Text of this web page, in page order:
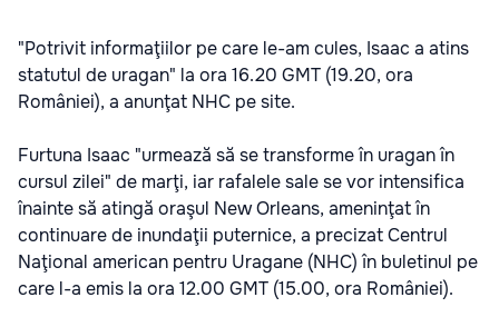
"Potrivit informaţiilor pe care le-am cules, Isaac a atins
statutul de uragan" la ora 16.20 GMT (19.20, ora
României), a anunţat NHC pe site.
Furtuna Isaac "urmează să se transforme în uragan în
cursul zilei" de marţi, iar rafalele sale se vor intensifica
înainte să atingă oraşul New Orleans, ameninţat în
continuare de inundaţii puternice, a precizat Centrul
Naţional american pentru Uragane (NHC) în buletinul pe
care l-a emis la ora 12.00 GMT (15.00, ora României).